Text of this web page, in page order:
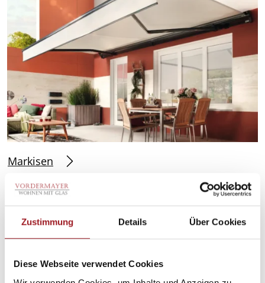
Zustimmung Details Über Cookies
Diese Webseite verwendet Cookies
Markisen